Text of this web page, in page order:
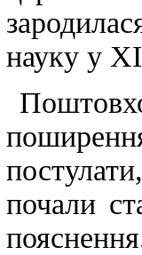
науку у
почали